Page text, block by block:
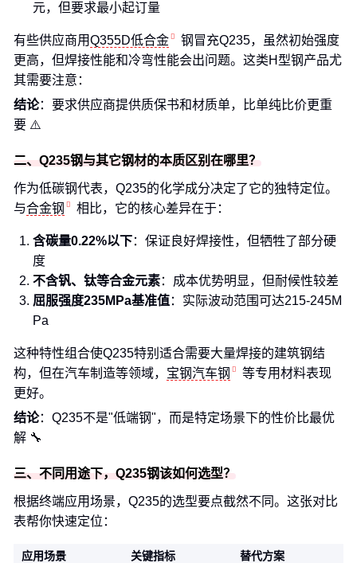
元，但要求最小起订量
有些供应商用Q355D低合金
钢冒充Q235，虽然初始强度
更高，但焊接性能和冷弯性能会出问题。这类H型钢产品尤
其需要注意：
结论：要求供应商提供质保书和材质单，比单纯比价更重
要 ⚠️
二、Q235钢与其它钢材的本质区别在哪里？
作为低碳钢代表，Q235的化学成分决定了它的独特定位。
与合金钢 相比，它的核心差异在于：
含碳量0.22%以下：保证良好焊接性，但牺牲了部分硬
度
不含钒、钛等合金元素：成本优势明显，但耐候性较差
屈服强度235MPa基准值：实际波动范围可达215-245M
Pa
这种特性组合使Q235特别适合需要大量焊接的建筑钢结
构，但在汽车制造等领域， 宝钢汽车钢
等专用材料表现
更好。
结论：Q235不是"低端钢"，而是特定场景下的性价比最优
解 🔧
三、不同用途下，Q235钢该如何选型？
根据终端应用场景，Q235的选型要点截然不同。这张对比
表帮你快速定位：
应用场景 关键指标
替代方案